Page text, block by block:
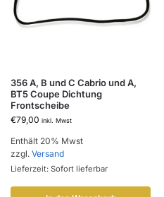
356 A, B und C Cabrio und A,
BT5 Coupe Dichtung
Frontscheibe
€79,00 inkl. Mwst
Enthält 20% Mwst
zzgl. Versand
Lieferzeit: Sofort lieferbar